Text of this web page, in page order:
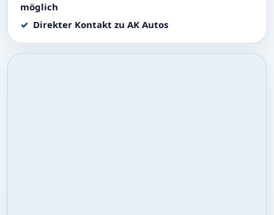
möglich
Direkter Kontakt zu AK Autos